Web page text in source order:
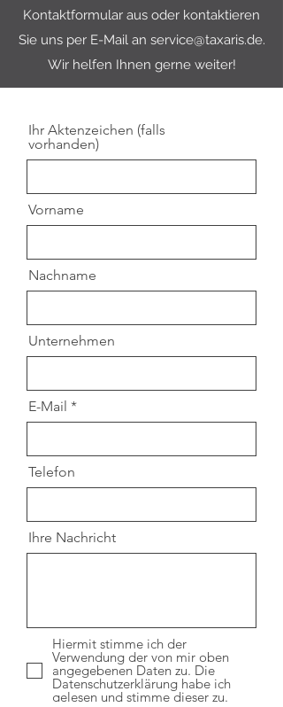
Kontaktformular aus oder kontaktieren
Sie uns per E-Mail an service@taxaris.de.
Wir helfen Ihnen gerne weiter!
Ihr Aktenzeichen (falls
vorhanden)
Vorname
Nachname
Unternehmen
E-Mail
Telefon
Ihre Nachricht
Hiermit stimme ich der
Verwendung der von mir oben
angegebenen Daten zu. Die
Datenschutzerklärung habe ich
gelesen und stimme dieser zu.